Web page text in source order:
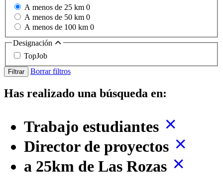
A menos de 25 km 0
A menos de 50 km 0
A menos de 100 km 0
Designación
TopJob
Filtrar Borrar filtros
Has realizado una búsqueda en:
Trabajo estudiantes
Director de proyectos
a 25km de Las Rozas